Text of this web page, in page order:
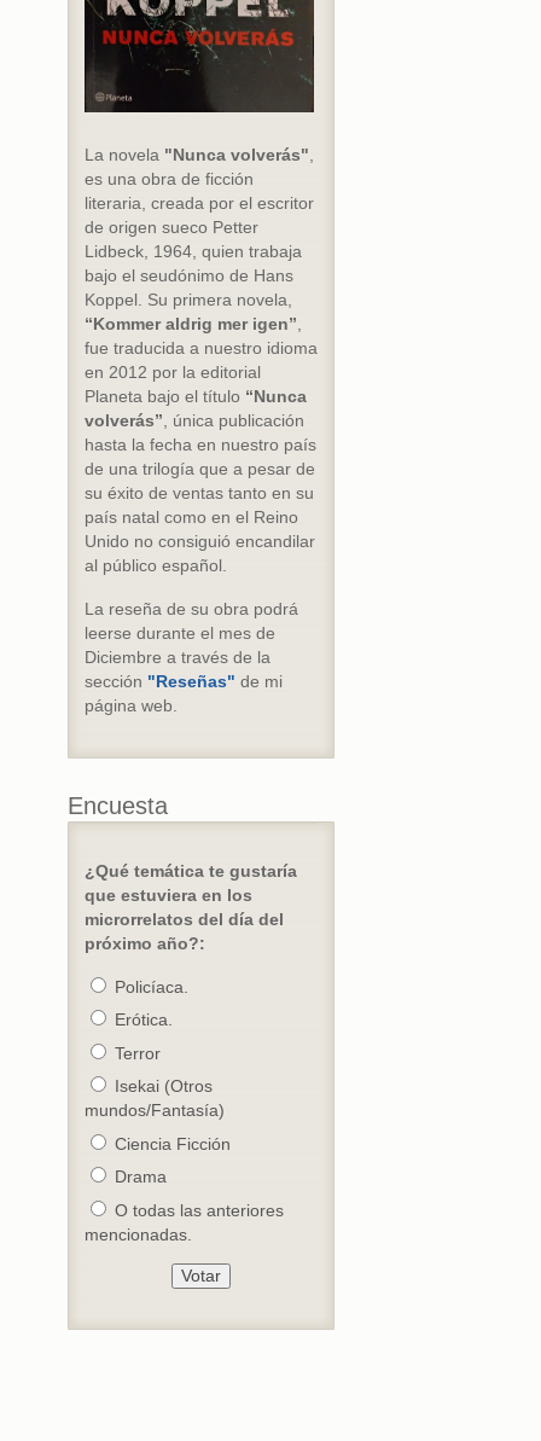
La novela "Nunca volverás"
es una obra de ficción
literaria, creada por el escritor
de origen sueco Petter
Lidbeck, 1964, quien trabaja
bajo el seudónimo de Hans
Koppel. Su primera novela,
“Kommer aldrig mer igen”
fue traducida a nuestro idioma
en 2012 por la editorial
Planeta bajo el título “Nunca
volverás” , única publicación
hasta la fecha en nuestro país
de una trilogía que a pesar de
su éxito de ventas tanto en su
país natal como en el Reino
Unido no consiguió encandilar
al público español.
La reseña de su obra podrá
leerse durante el mes de
Diciembre a través de la
sección "Reseñas" de mi
página web.
Encuesta
¿Qué temática te gustaría
que estuviera en los
microrrelatos del día del
próximo año?:
Policíaca.
Erótica.
Terror
Isekai (Otros
mundos/Fantasía)
Ciencia Ficción
Drama
O todas las anteriores
mencionadas.